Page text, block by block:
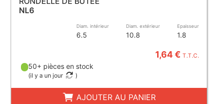
NL6
Diam. intérieur
6.5
Diam. extérieur
10.8
Epaisseur
1.8
1,64 €T.T.C.
50+ pièces en stock
(il y a un jour )
AJOUTER AU PANIER